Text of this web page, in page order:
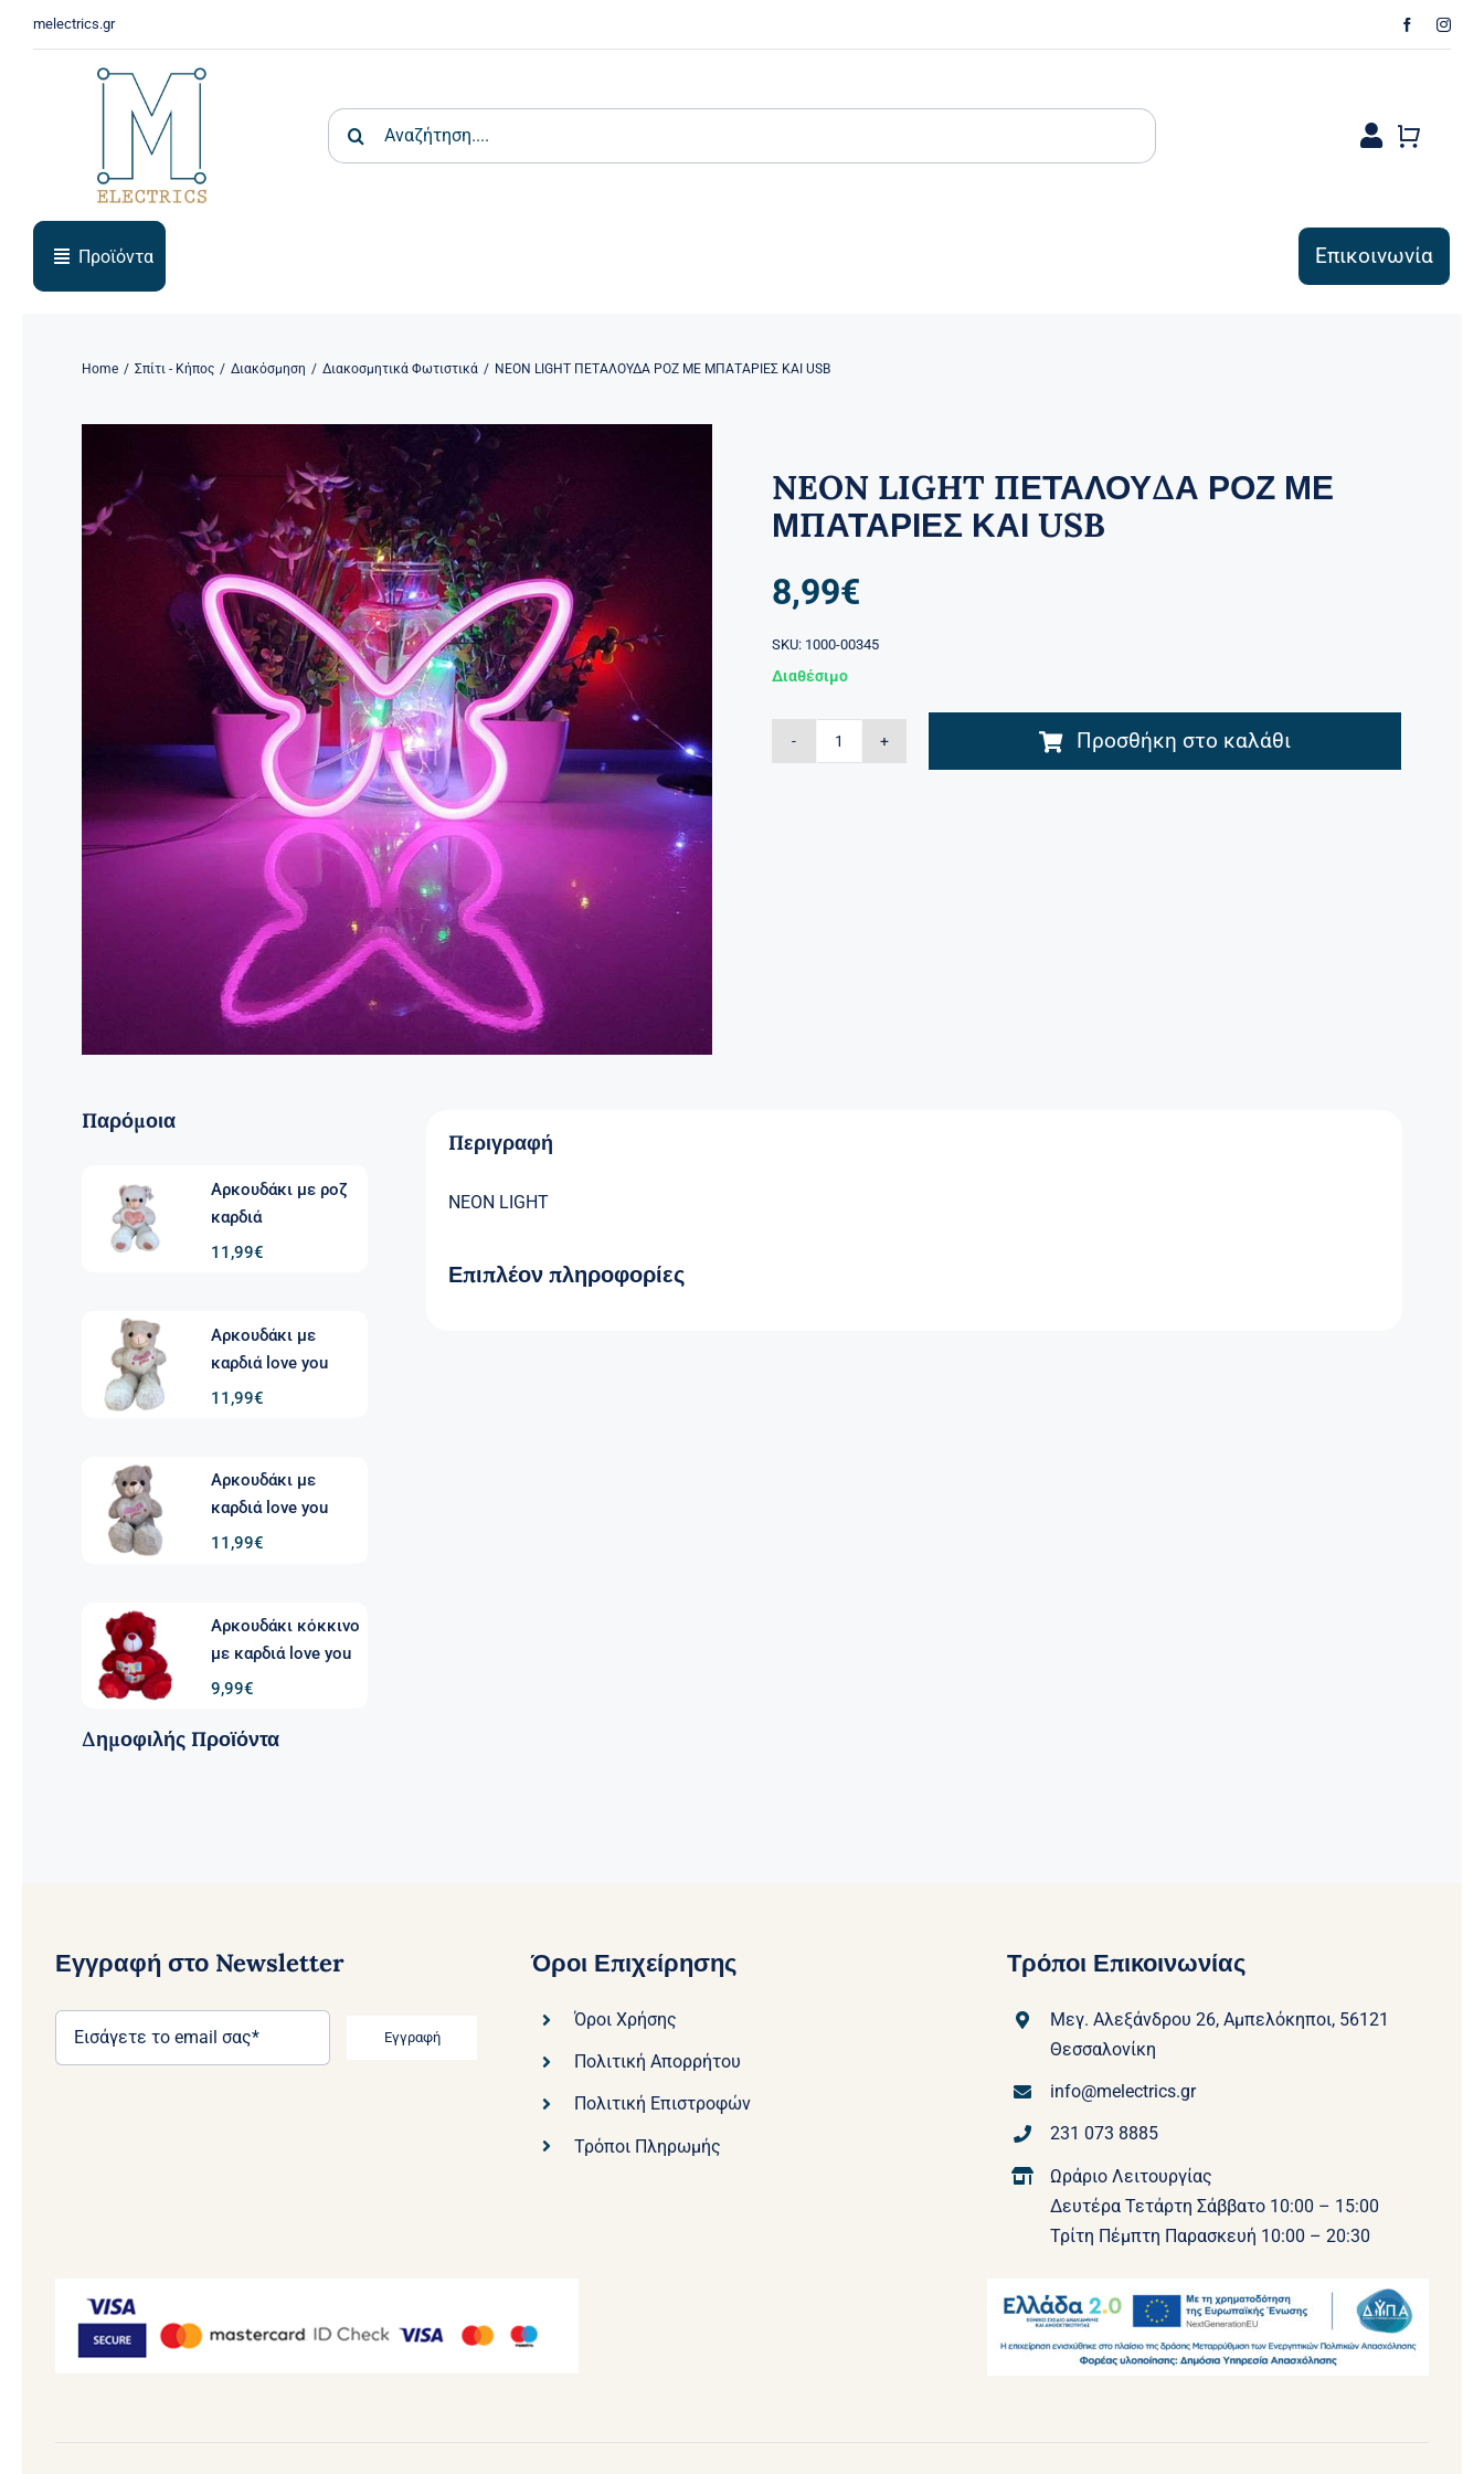
melectrics.gr
Search
for:
Προϊόντα Επικοινωνία
Home Σπίτι - Κήπος Διακόσμηση Διακοσμητικά Φωτιστικά NEON LIGHT ΠΕΤΑΛΟΥΔΑ ΡΟΖ ΜΕ ΜΠΑΤΑΡΙΕΣ ΚΑΙ USB
NEON LIGHT ΠΕΤΑΛΟΥΔΑ ΡΟΖ ΜΕ
ΜΠΑΤΑΡΙΕΣ ΚΑΙ USB
8,99€
SKU: 1000-00345
Διαθέσιμο
Προσθήκη στο καλάθι
Παρόμοια
Αρκουδάκι με ροζ
καρδιά
11,99€
Αρκουδάκι με
καρδιά love you
11,99€
Αρκουδάκι με
καρδιά love you
11,99€
Αρκουδάκι κόκκινο
με καρδιά love you
9,99€
Περιγραφή
NEON LIGHT
Επιπλέον πληροφορίες
Δημοφιλής Προϊόντα
Εγγραφή στο Newsletter
Εγγραφή
Όροι Επιχείρησης
Όροι Χρήσης
Πολιτική Απορρήτου
Πολιτική Επιστροφών
Τρόποι Πληρωμής
Τρόποι Επικοινωνίας
Μεγ. Αλεξάνδρου 26, Αμπελόκηποι, 56121
Θεσσαλονίκη
info@melectrics.gr
231 073 8885
Ωράριο Λειτουργίας
Δευτέρα Τετάρτη Σάββατο 10:00 – 15:00
Τρίτη Πέμπτη Παρασκευή 10:00 – 20:30